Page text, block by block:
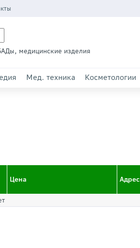
медицинские изделия
Мед. техника Косметологии
Цена Адрес